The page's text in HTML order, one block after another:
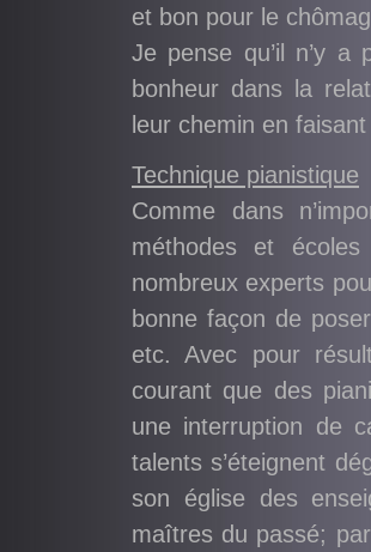
et bon pour le
Je pense qu’il n’y
bonheur dans la
leur chemin en
Technique pianistique
Comme dans
méthodes et
nombreux experts
bonne façon de
etc. Avec pour
courant que des
une interruption de
talents s’éteignent
son église des
maîtres du passé;